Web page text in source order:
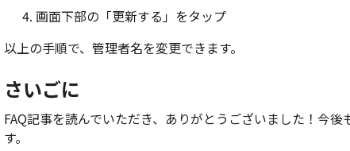
画面下部の「更新する」をタップ
以上の手順で、管理者名を変更できます。
さいごに
FAQ記事を読んでいただき、ありがとうございました！今
す。